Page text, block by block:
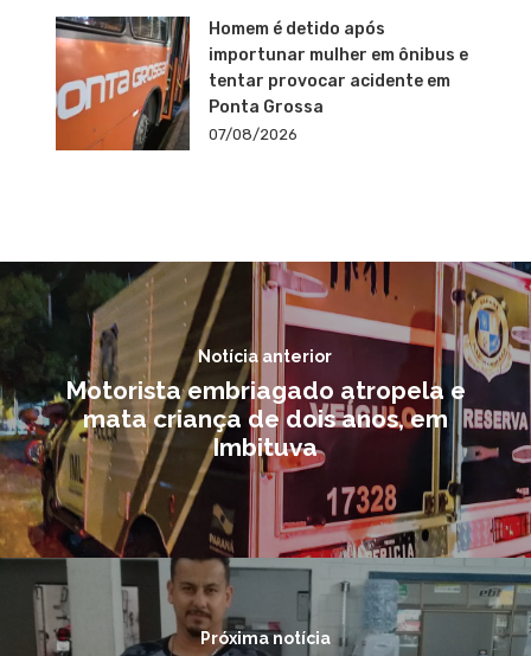
Homem é detido após
importunar mulher em ônibus e
tentar provocar acidente em
Ponta Grossa
07/08/2026
Notícia anterior
Motorista embriagado atropela e
mata criança de dois anos, em
Imbituva
Próxima notícia